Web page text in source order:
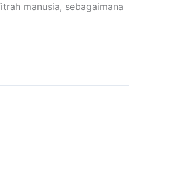
manusia, sebagaimana